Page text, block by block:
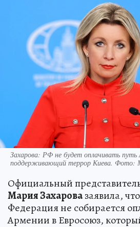
Захарова: РФ не будет оплачивать
поддерживающий террор Киева.
Официальный
Мария Захаровазаявила,
Федерация не собирается
Армении в Евросоюз,